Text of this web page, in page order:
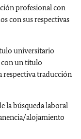
profesional con
con sus respectivas
universitario
un título
respectiva traducción
la búsqueda laboral
alojamiento